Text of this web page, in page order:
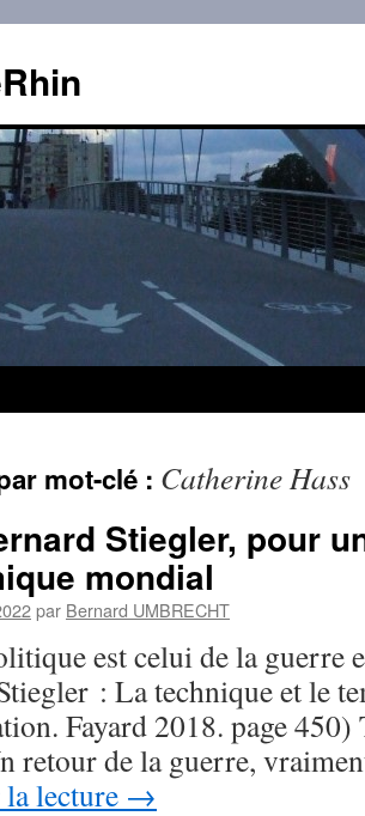
mot-clé : Catherine Hass
Stiegler, pour
mondial
par Bernard UMBRECHT
est celui de la guerre
: La technique et le
Fayard 2018. page
retour de la guerre,
lecture →